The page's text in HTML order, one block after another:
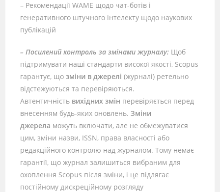
– Рекомендації WAME щодо чат-ботів і
генеративного штучного інтелекту щодо наукових
публікацій
– Посилений контроль за змінами журналу: Щоб
підтримувати наші стандарти високої якості, Scopus
гарантує, щозміни в джерелі (журналі) ретельно
відстежуються та перевіряються.
Автентичність вихідних змін перевіряється перед
внесенням будь-яких оновлень.Зміни
джерела можуть включати, але не обмежуватися
цим, зміни назви, ISSN, права власності або
редакційного контролю над журналом. Тому немає
гарантії, що журнал залишиться вибраним для
охоплення Scopus після зміни, і це підлягає
постійному дискреційному розгляду